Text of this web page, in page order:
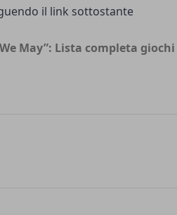
il link sottostante
May”: Lista completa